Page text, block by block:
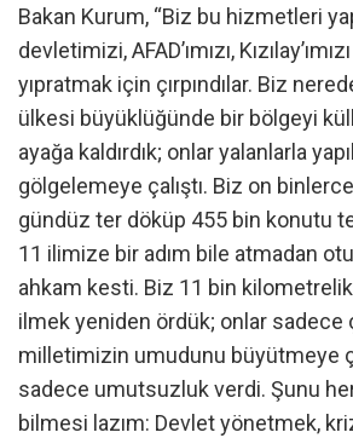
Bakan Kurum, “Biz bu hizmetleri
devletimizi, AFAD’ımızı,
yıpratmak için çırpındılar. Biz
ülkesi büyüklüğünde bir bölgeyi
ayağa kaldırdık; onlar yalanlarla
gölgelemeye çalıştı. Biz on
gündüz ter döküp 455 bin konutu
11 ilimize bir adım bile atmadan
ahkam kesti. Biz 11 bin kilometrelik
ilmek yeniden ördük; onlar sadece
milletimizin umudunu büyütmeye
sadece umutsuzluk verdi. Şunu
bilmesi lazım: Devlet yönetmek,